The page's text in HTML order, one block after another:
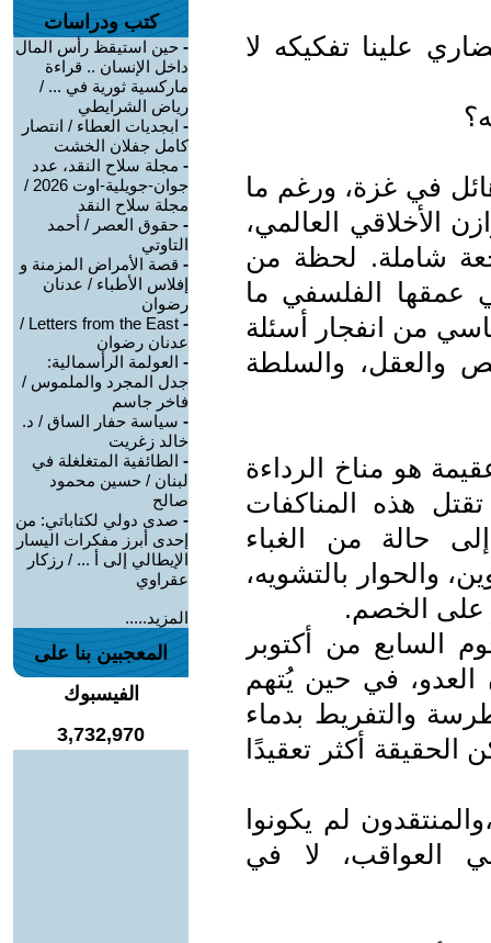
علينا تفكيكه لا
في غزة، ورغم ما
الأخلاقي العالمي،
شاملة. لحظة من
عمقها الفلسفي ما
من انفجار أسئلة
والعقل، والسلطة
هو مناخ الرداءة
هذه المناكفات
حالة من الغباء
والحوار بالتشويه،
على الخصم.
السابع من أكتوبر
العدو، في حين يُتهم
والتفريط بدماء
الحقيقة أكثر تعقيدًا
لم يكونوا
العواقب، لا في
كتب ودراسات
- حين استيقظ رأس المال
داخل الإنسان .. قراءة
ماركسية ثورية في ... /
رياض الشرايطي
- ابجديات العطاء / انتصار
كامل جفلان الخشت
- مجلة سلاح النقد، عدد
جوان-جويلية-اوت 2026 /
مجلة سلاح النقد
- حقوق العصر / أحمد
التاوتي
- قصة الأمراض المزمنة و
إفلاس الأطباء / عدنان
رضوان
-
Letters from the East /
عدنان رضوان
- العولمة الرأسمالية:
جدل المجرد والملموس /
فاخر جاسم
- سياسة حفار الساق / د.
خالد زغريت
- الطائفية المتغلغلة في
لبنان / حسين محمود
صالح
- صدى دولي لكتاباتي: من
إحدى أبرز مفكرات اليسار
الإيطالي إلى أ ... / رزكار
عقراوي
المزيد.....
المعجبين بنا على
الفيسبوك
3,732,970